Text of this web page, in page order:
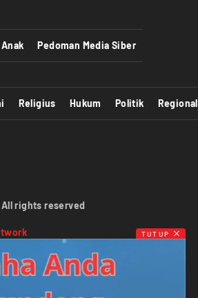
Pedoman Media Siber
Religius Hukum Politik Regional
rights reserved
TUTUP